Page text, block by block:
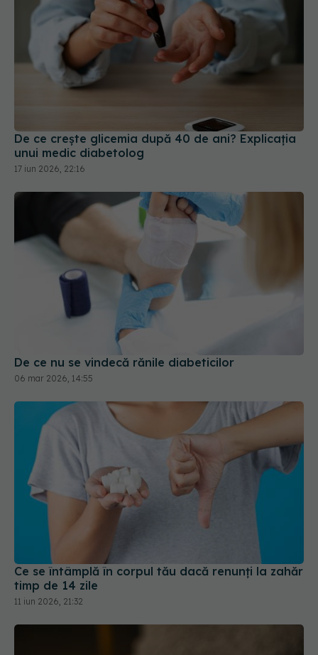
De ce crește glicemia după 40 de ani? Explicația
unui medic diabetolog
17 iun 2026, 22:16
De ce nu se vindecă rănile diabeticilor
06 mar 2026, 14:55
Ce se întâmplă în corpul tău dacă renunți la zahăr
timp de 14 zile
11 iun 2026, 21:32